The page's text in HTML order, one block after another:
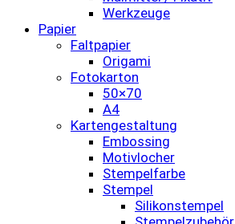
Werkzeuge
Papier
Faltpapier
Origami
Fotokarton
50×70
A4
Kartengestaltung
Embossing
Motivlocher
Stempelfarbe
Stempel
Silikonstempel